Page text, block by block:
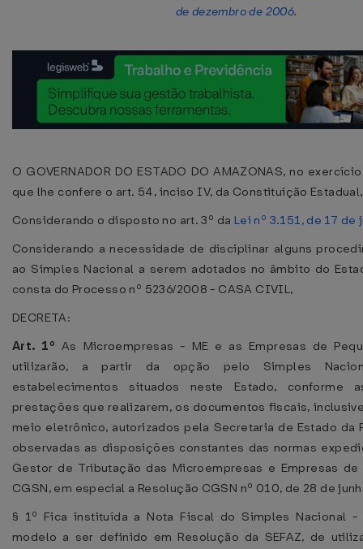
de dezembro de 2006.
O GOVERNADOR DO ESTADO DO AMAZONAS, no
que lhe confere o art. 54, inciso IV, da Constituição
Considerando o disposto no art. 3º da Lei nº 3.151, de 17
Considerando a necessidade de disciplinar alguns
ao Simples Nacional a serem adotados no âmbito do
consta do Processo nº 5236/2008 - CASA CIVIL,
DECRETA:
Art. 1º As Microempresas - ME e as Empresas de
utilizarão, a partir da opção pelo Simples
estabelecimentos situados neste Estado, conforme
prestações que realizarem, os documentos fiscais,
meio eletrônico, autorizados pela Secretaria de Estado da
observadas as disposições constantes das normas
Gestor de Tributação das Microempresas e Empresas de
CGSN, em especial a Resolução CGSN nº 010, de 28 de
§ 1º Fica instituída a Nota Fiscal do Simples Nacional -
modelo a ser definido em Resolução da SEFAZ, de